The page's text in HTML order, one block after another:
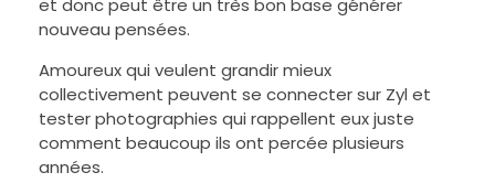
nouveau pensées.
Amoureux qui veulent grandir mieux
collectivement peuvent se connecter sur Zyl et
tester photographies qui rappellent eux juste
comment beaucoup ils ont percée plusieurs
années.